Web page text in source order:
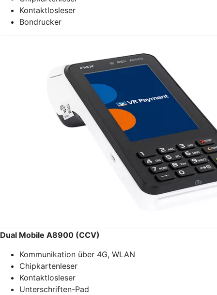
Kontaktlosleser
Bondrucker
Dual Mobile A8900 (CCV)
Kommunikation über 4G, WLAN
Chipkartenleser
Kontaktlosleser
Unterschriften-Pad